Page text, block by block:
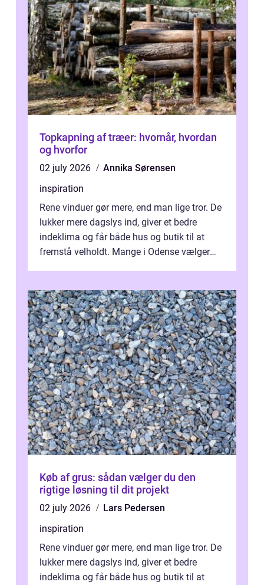
Topkapning af træer: hvornår, hvordan
og hvorfor
02 july 2026
Annika Sørensen
inspiration
Rene vinduer gør mere, end man lige tror. De
lukker mere dagslys ind, giver et bedre
indeklima og får både hus og butik til at
fremstå velholdt. Mange i Odense vælger
Køb af grus: sådan vælger du den
rigtige løsning til dit projekt
02 july 2026
Lars Pedersen
inspiration
Rene vinduer gør mere, end man lige tror. De
lukker mere dagslys ind, giver et bedre
indeklima og får både hus og butik til at